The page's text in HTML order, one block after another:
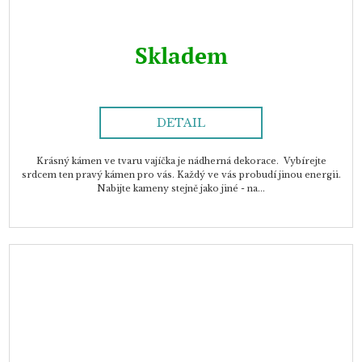
Skladem
DETAIL
Krásný kámen ve tvaru vajíčka je nádherná dekorace. Vybírejte
srdcem ten pravý kámen pro vás. Každý ve vás probudí jinou energii.
Nabijte kameny stejně jako jiné - na...